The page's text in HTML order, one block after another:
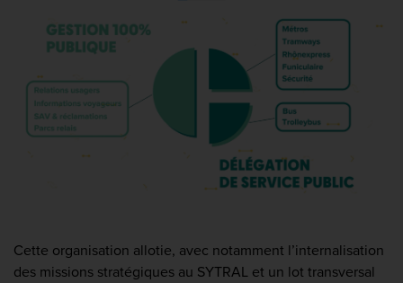
Cette organisation allotie, avec notamment l’internalisation
des missions stratégiques au SYTRAL et un lot transversal